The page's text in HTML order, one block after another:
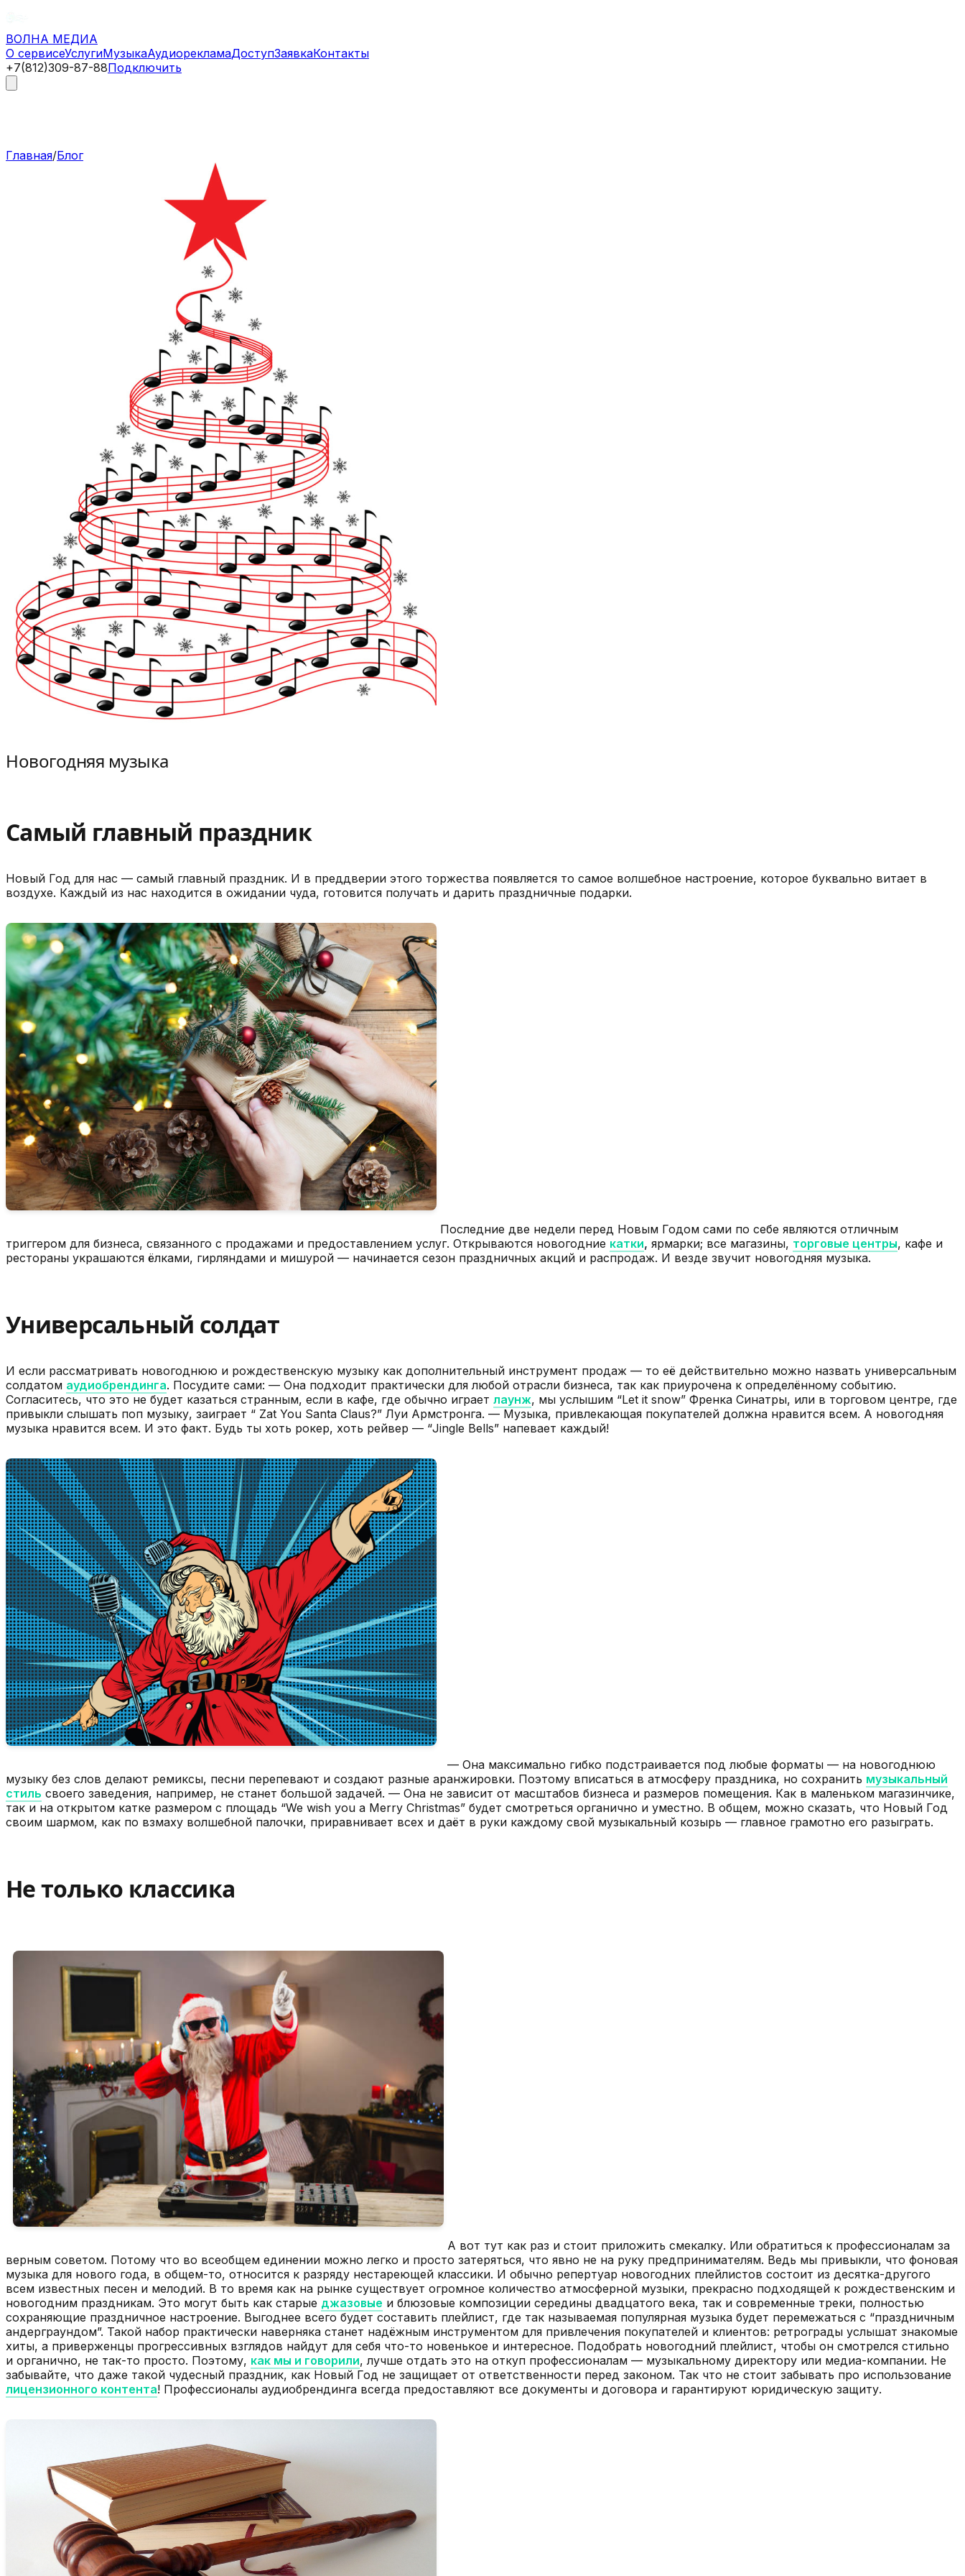
ВОЛНА МЕДИА
О сервисеУслугиМузыкаАудиорекламаДоступЗаявкаКонтакты
+7(812)309-87-88Подключить
Главная/Блог
Новогодняя музыка
Самый главный праздник
Новый Год для нас — самый главный праздник. И в преддверии этого торжества появляется то самое волшебное настроение, которое буквально витает в
воздухе. Каждый из нас находится в ожидании чуда, готовится получать и дарить праздничные подарки.
Последние две недели перед Новым Годом сами по себе являются отличным
триггером для бизнеса, связанного с продажами и предоставлением услуг. Открываются новогодние катки, ярмарки; все магазины, торговые центры, кафе и
рестораны украшаются ёлками, гирляндами и мишурой — начинается сезон праздничных акций и распродаж. И везде звучит новогодняя музыка.
Универсальный солдат
И если рассматривать новогоднюю и рождественскую музыку как дополнительный инструмент продаж — то её действительно можно назвать универсальным
солдатом аудиобрендинга. Посудите сами: — Она подходит практически для любой отрасли бизнеса, так как приурочена к определённому событию.
Согласитесь, что это не будет казаться странным, если в кафе, где обычно играет лаунж, мы услышим “Let it snow” Френка Синатры, или в торговом центре, где
привыкли слышать поп музыку, заиграет “ Zat You Santa Claus?” Луи Армстронга. — Музыка, привлекающая покупателей должна нравится всем. А новогодняя
музыка нравится всем. И это факт. Будь ты хоть рокер, хоть рейвер — “Jingle Bells” напевает каждый!
— Она максимально гибко подстраивается под любые форматы — на новогоднюю
музыку без слов делают ремиксы, песни перепевают и создают разные аранжировки. Поэтому вписаться в атмосферу праздника, но сохранить музыкальный
стиль своего заведения, например, не станет большой задачей. — Она не зависит от масштабов бизнеса и размеров помещения. Как в маленьком магазинчике,
так и на открытом катке размером с площадь “We wish you a Merry Christmas” будет смотреться органично и уместно. В общем, можно сказать, что Новый Год
своим шармом, как по взмаху волшебной палочки, приравнивает всех и даёт в руки каждому свой музыкальный козырь — главное грамотно его разыграть.
Не только классика
А вот тут как раз и стоит приложить смекалку. Или обратиться к профессионалам за
верным советом. Потому что во всеобщем единении можно легко и просто затеряться, что явно не на руку предпринимателям. Ведь мы привыкли, что фоновая
музыка для нового года, в общем-то, относится к разряду нестареющей классики. И обычно репертуар новогодних плейлистов состоит из десятка-другого
всем известных песен и мелодий. В то время как на рынке существует огромное количество атмосферной музыки, прекрасно подходящей к рождественским и
новогодним праздникам. Это могут быть как старые джазовые и блюзовые композиции середины двадцатого века, так и современные треки, полностью
сохраняющие праздничное настроение. Выгоднее всего будет составить плейлист, где так называемая популярная музыка будет перемежаться с “праздничным
андерграундом”. Такой набор практически наверняка станет надёжным инструментом для привлечения покупателей и клиентов: ретрограды услышат знакомые
хиты, а приверженцы прогрессивных взглядов найдут для себя что-то новенькое и интересное. Подобрать новогодний плейлист, чтобы он смотрелся стильно
и органично, не так-то просто. Поэтому, как мы и говорили, лучше отдать это на откуп профессионалам — музыкальному директору или медиа-компании. Не
забывайте, что даже такой чудесный праздник, как Новый Год не защищает от ответственности перед законом. Так что не стоит забывать про использование
лицензионного контента! Профессионалы аудиобрендинга всегда предоставляют все документы и договора и гарантируют юридическую защиту.